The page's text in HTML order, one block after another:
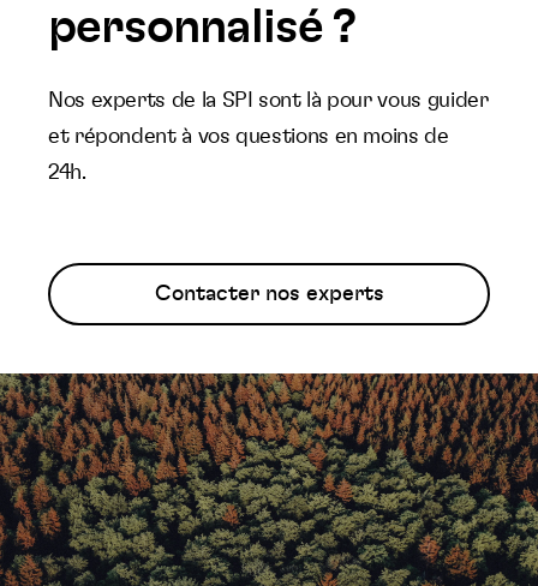
personnalisé ?
Nos experts de la SPI sont là pour vous guider
et répondent à vos questions en moins de
24h.
Contacter nos experts